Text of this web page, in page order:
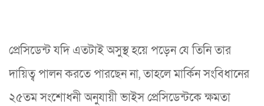
প্রেসিডেন্ট যদি এতটাই অসুস্থ হয়ে পড়েন যে তিনি তার
দায়িত্ব পালন করতে পারছেন না, তাহলে মার্কিন সংবিধানের
২৫তম সংশোধনী অনুযায়ী ভাইস প্রেসিডেন্টকে ক্ষমতা